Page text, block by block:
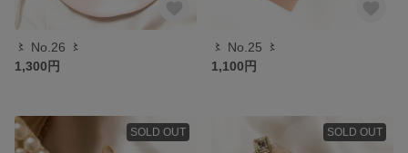
〻 No.26 〻
1,300円
〻 No.25 〻
1,100円
SOLD OUT SOLD OUT